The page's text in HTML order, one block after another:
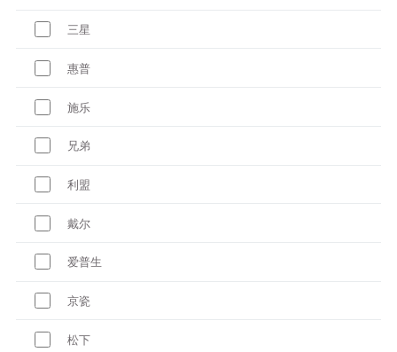
三星
惠普
施乐
兄弟
利盟
戴尔
爱普生
京瓷
松下